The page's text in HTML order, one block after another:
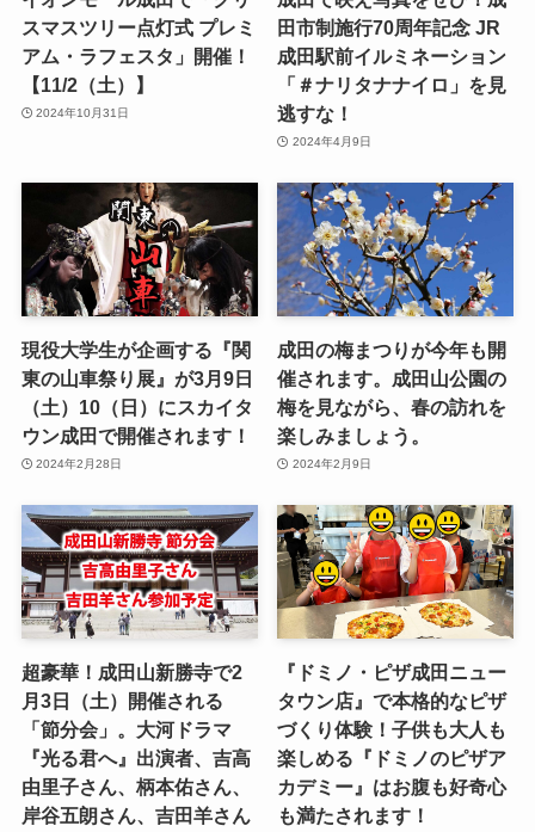
スマスツリー点灯式 プレミ
アム・ラフェスタ」開催！
【11/2（土）】
2024年10月31日
田市制施行70周年記念 JR
成田駅前イルミネーション
「＃ナリタナナイロ」を見
逃すな！
2024年4月9日
現役大学生が企画する『関
東の山車祭り展』が3月9日
（土）10（日）にスカイタ
ウン成田で開催されます！
2024年2月28日
成田の梅まつりが今年も開
催されます。成田山公園の
梅を見ながら、春の訪れを
楽しみましょう。
2024年2月9日
超豪華！成田山新勝寺で2
月3日（土）開催される
「節分会」。大河ドラマ
『光る君へ』出演者、吉高
由里子さん、柄本佑さん、
岸谷五朗さん、吉田羊さん
『ドミノ・ピザ成田ニュー
タウン店』で本格的なピザ
づくり体験！子供も大人も
楽しめる『ドミノのピザア
カデミー』はお腹も好奇心
も満たされます！